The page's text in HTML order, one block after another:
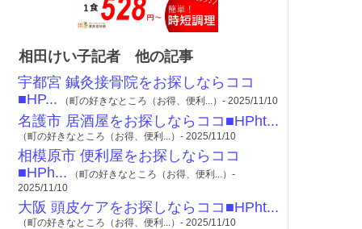
相田けい子記者 他の記事
宇都宮 鍼灸接骨院をお探しならココ
■HP... （町の好きなところ（お得、便利...）- 2025/11/10
名護市 居酒屋をお探しならココ■HPht...
（町の好きなところ（お得、便利...）- 2025/11/10
相模原市 便利屋をお探しならココ
■HPh... （町の好きなところ（お得、便利...）-
2025/11/10
大阪 頭皮ケアをお探しならココ■HPht...
（町の好きなところ（お得、便利...）- 2025/11/10